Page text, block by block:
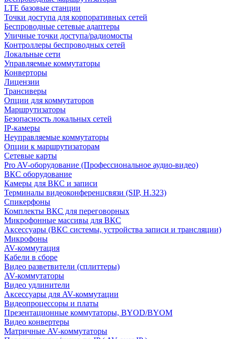
LTE базовые станции
Точки доступа для корпоративных сетей
Беспроводные сетевые адаптеры
Уличные точки доступа/радиомосты
Контроллеры беспроводных сетей
Локальные сети
Управляемые коммутаторы
Конверторы
Лицензии
Трансиверы
Опции для коммутаторов
Маршрутизаторы
Безопасность локальных сетей
IP-камеры
Неуправляемые коммутаторы
Опции к маршрутизаторам
Сетевые карты
Pro AV-оборудование (Профессиональное аудио-видео)
ВКС оборудование
Камеры для ВКС и записи
Терминалы видеоконференцсвязи (SIP, H.323)
Спикерфоны
Комплекты ВКС для переговорных
Микрофонные массивы для ВКС
Аксессуары (ВКС системы, устройства записи и трансляции)
Микрофоны
AV-коммутация
Кабели в сборе
Видео разветвители (сплиттеры)
AV-коммутаторы
Видео удлинители
Аксессуары для AV-коммутации
Видеопроцессоры и платы
Презентационные коммутаторы, BYOD/BYOM
Видео конвертеры
Матричные AV-коммутаторы